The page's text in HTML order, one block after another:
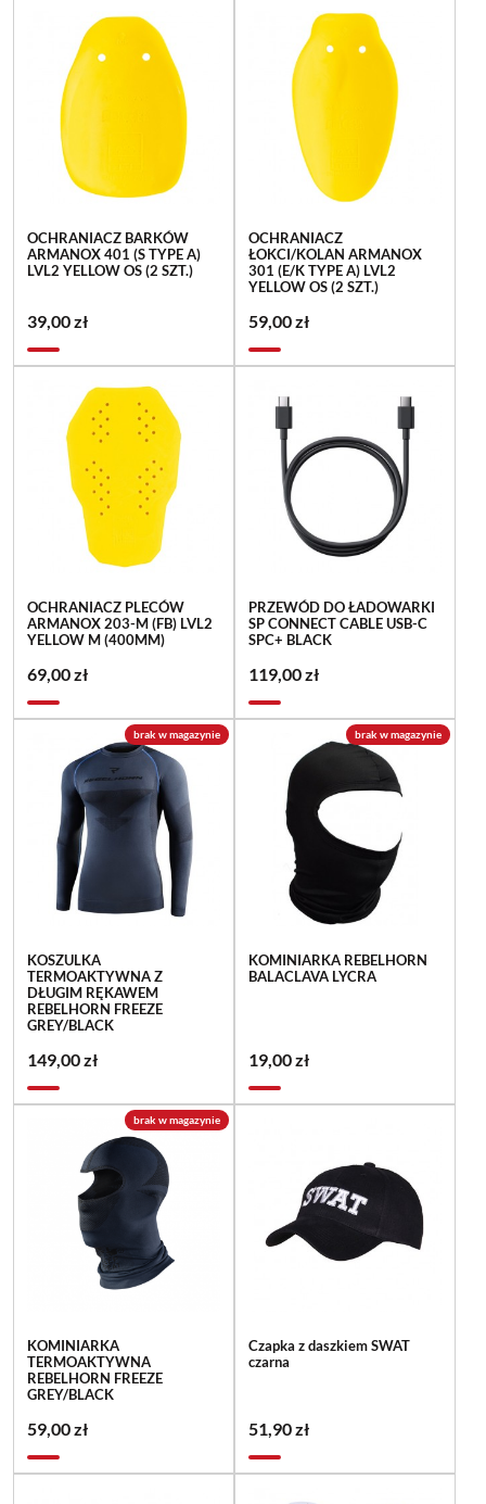
OCHRANIACZ BARKÓW
ARMANOX 401 (S TYPE A)
LVL2 YELLOW OS (2 SZT.)
39,00 zł
OCHRANIACZ
ŁOKCI/KOLAN ARMANOX
301 (E/K TYPE A) LVL2
YELLOW OS (2 SZT.)
59,00 zł
OCHRANIACZ PLECÓW
ARMANOX 203-M (FB) LVL2
YELLOW M (400MM)
69,00 zł
PRZEWÓD DO ŁADOWARKI
SP CONNECT CABLE USB-C
SPC+ BLACK
119,00 zł
brak w magazynie
KOSZULKA
TERMOAKTYWNA Z
DŁUGIM RĘKAWEM
REBELHORN FREEZE
GREY/BLACK
149,00 zł
brak w magazynie
KOMINIARKA REBELHORN
BALACLAVA LYCRA
19,00 zł
brak w magazynie
KOMINIARKA
TERMOAKTYWNA
REBELHORN FREEZE
GREY/BLACK
59,00 zł
Czapka z daszkiem SWAT
czarna
51,90 zł